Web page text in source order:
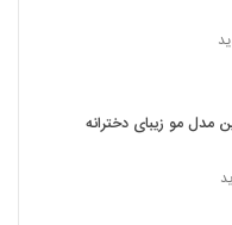
مدل مو زیبای دخترانه